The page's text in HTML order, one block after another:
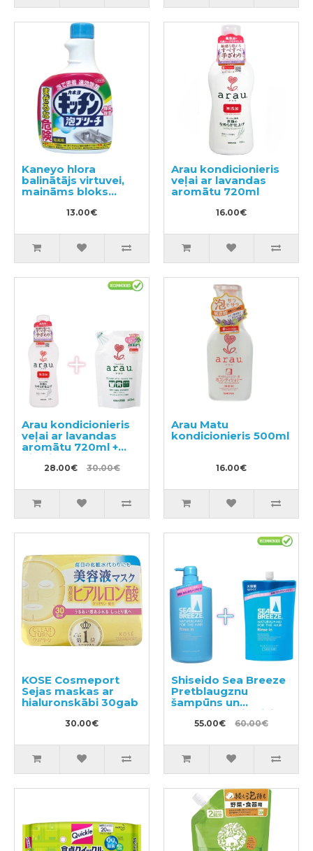
Kaneyo hlora
balinātājs virtuvei,
maināms bloks
13.00€
Arau kondicionieris
veļai ar lavandas
aromātu 720ml
16.00€
Arau kondicionieris
veļai ar lavandas
aromātu 720ml +
pildviela 650ml
28.00€ 30.00€
Arau Matu
kondicionieris 500ml
16.00€
KOSE Cosmeport
Sejas maskas ar
hialuronskābi 30gab
30.00€
Shiseido Sea Breeze
Pretblaugznu
šampūns un
kondicionieris divi
vienā ar mentolu
1000ml
55.00€ 60.00€